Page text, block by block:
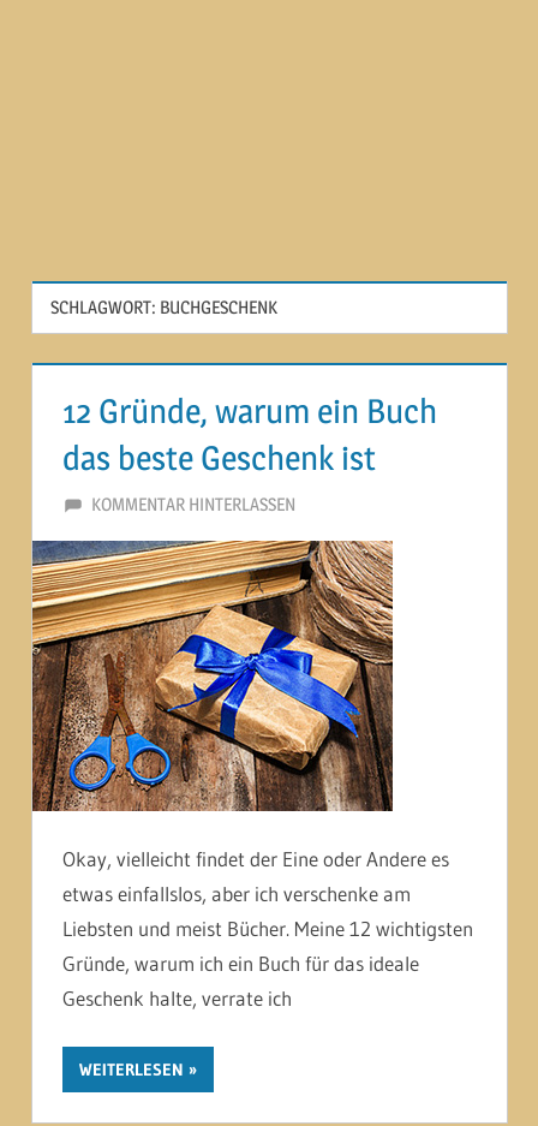
SCHLAGWORT: BUCHGESCHENK
12 Gründe, warum ein Buch
das beste Geschenk ist
19. MÄRZ 2015
MARTINA BERG
KOMMENTAR HINTERLASSEN
Okay, vielleicht findet der Eine oder Andere es
etwas einfallslos, aber ich verschenke am
Liebsten und meist Bücher. Meine 12 wichtigsten
Gründe, warum ich ein Buch für das ideale
Geschenk halte, verrate ich
WEITERLESEN